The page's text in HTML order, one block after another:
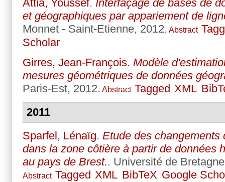
Attia, Youssef. Interfaçage de bases de
et géographiques par appariement de
Monnet - Saint-Etienne, 2012. Abstract
Scholar
Girres, Jean-François. Modèle
mesures géométriques de données
Paris-Est, 2012. Abstract Tagged XML
2011
Sparfel, Lénaïg. Etude des changements
dans la zone côtière à partir de données
au pays de Brest.. Université de
Abstract Tagged XML BibTeX Google